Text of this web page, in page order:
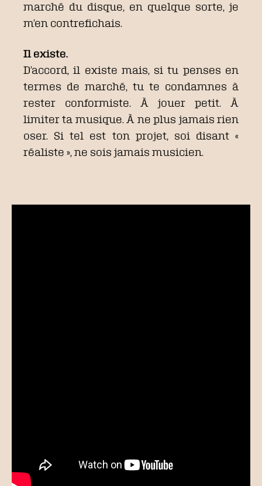
marché du disque, en quelque sorte, je
m’en contrefichais.
Il existe.
D’accord, il existe mais, si tu penses en
termes de marché, tu te condamnes à
rester conformiste. À jouer petit. À
limiter ta musique. À ne plus jamais rien
oser. Si tel est ton projet, soi disant «
réaliste », ne sois jamais musicien.